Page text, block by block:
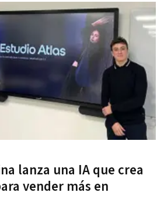
lanza una IA que crea
vender más en